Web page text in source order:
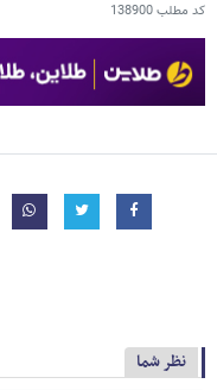
کد مطلب138900
نظر شما